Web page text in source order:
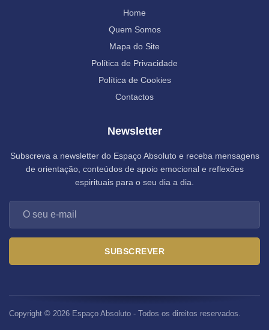
Home
Quem Somos
Mapa do Site
Política de Privacidade
Política de Cookies
Contactos
Newsletter
Subscreva a newsletter do Espaço Absoluto e receba mensagens
de orientação, conteúdos de apoio emocional e reflexões
espirituais para o seu dia a dia.
SUBSCREVER
Copyright © 2026 Espaço Absoluto - Todos os direitos reservados.